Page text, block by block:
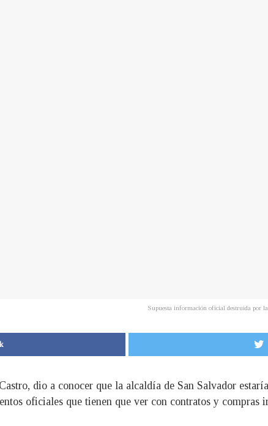
Supuesta información oficial destruida por
dio a conocer que la alcaldía de San Salvador
oficiales que tienen que ver con contratos y compras